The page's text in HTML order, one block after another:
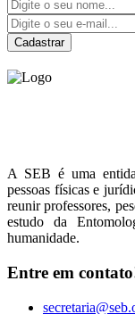
Cadastrar
A SEB é uma
pessoas físicas e
reunir professores,
estudo da
humanidade.
Entre em